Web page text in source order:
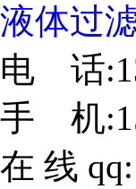
液体过
电 话
手 机
在 线 qq: